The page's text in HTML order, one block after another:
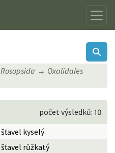
Rosopsida
Oxalidales
počet výsledků: 10
šťavel kyselý
šťavel růžkatý